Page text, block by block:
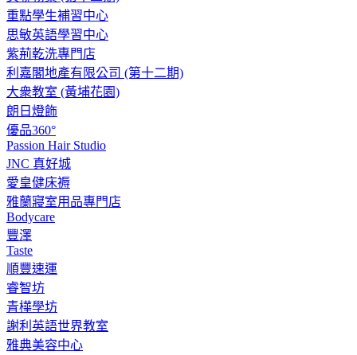
重點學生補習中心
思敏英語學習中心
紫荊乾洗專門店
利嘉閣地產有限公司 (第十二期)
大衆教室 (黃埔花園)
朗日燈飾
優品360°
Passion Hair Studio
JNC 真好城
愛皇健床褥
雅蘭寢室用品專門店
Bodycare
豐澤
Taste
順豐速運
睿智坊
青樺學坊
謝利英語世界教室
雅典美容中心